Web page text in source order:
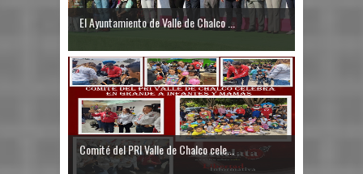
El Ayuntamiento de Valle de Chalco ...
Comité del PRI Valle de Chalco cele...